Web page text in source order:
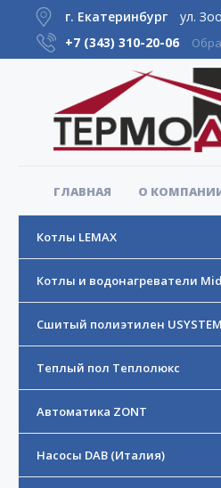
г. Екатеринбург
ул.
+7 (343) 310-20-06
ГЛАВНАЯ О
Котлы LEMAX
Котлы и водонагреватели
Сшитый полиэтилен
Теплый пол Теплолюкс
Автоматика ZONT
Насосы DAB (Италия)